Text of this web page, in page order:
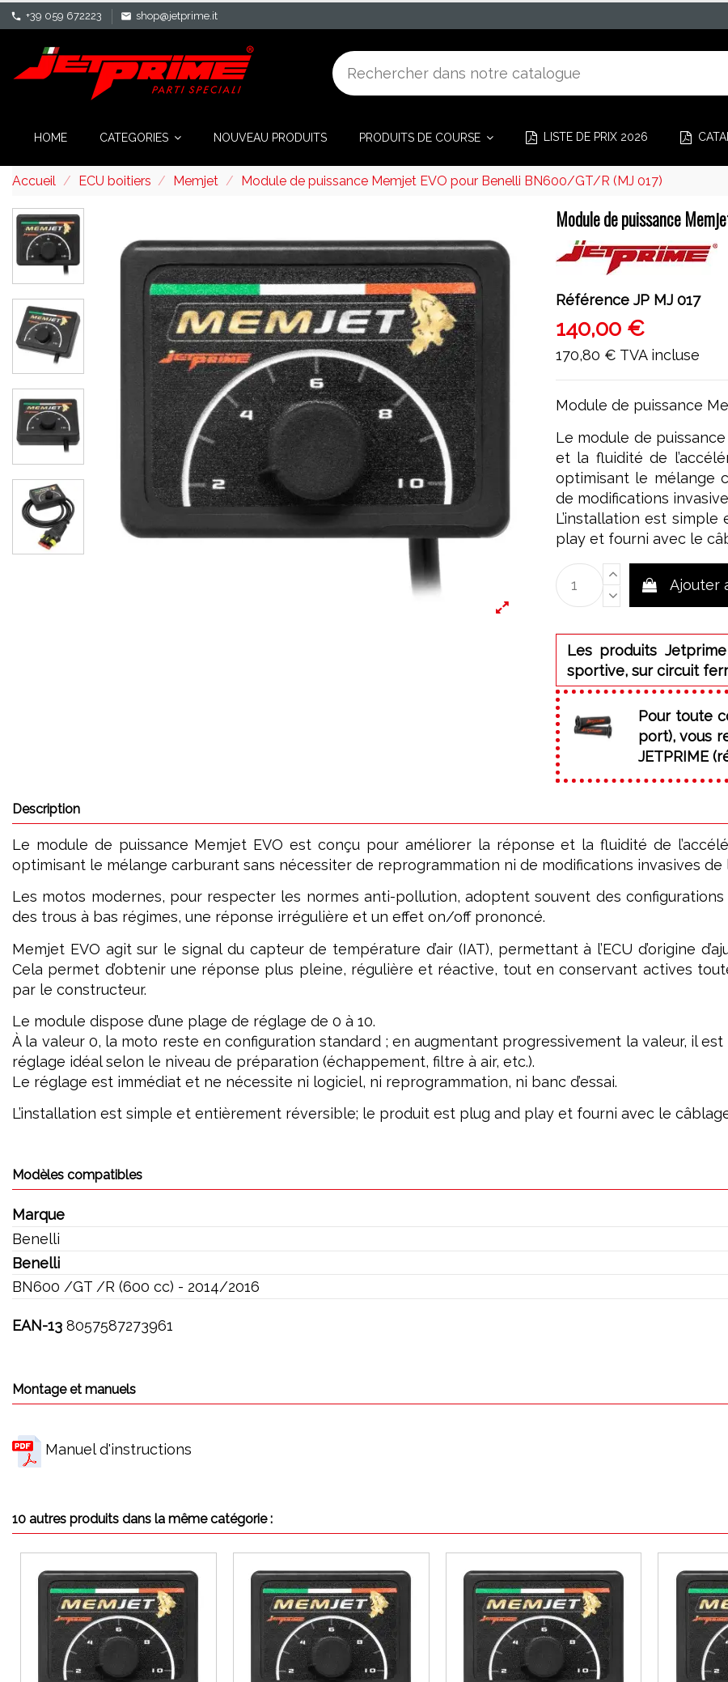
phone +39 059 672223 mail shop@jetprime.it
HOME CATEGORIES NOUVEAU PRODUITS PRODUITS DE COURSE LISTE DE PRIX 2026
Accueil ECU boitiers Memjet Module de puissance Memjet EVO pour Benelli BN600/GT/R (MJ 017)
Module de puissance
Référence JP MJ 017
140,00 €
170,80 € TVA incluse
Module de puissance
Le module de
et la fluidité de
optimisant le mélange
de modifications
L’installation est
play et fourni avec le
Ajouter
Les produits
sportive, sur circuit
Pour toute
port), vous
JETPRIME
Description
Le module de puissance Memjet EVO est conçu pour améliorer la réponse et la fluidité de
optimisant le mélange carburant sans nécessiter de reprogrammation ni de modifications invasives de
Les motos modernes, pour respecter les normes anti-pollution, adoptent souvent des
des trous à bas régimes, une réponse irrégulière et un effet on/off prononcé.
Memjet EVO agit sur le signal du capteur de température d’air (IAT), permettant à l’ECU d’origine
Cela permet d’obtenir une réponse plus pleine, régulière et réactive, tout en conservant actives
par le constructeur.
Le module dispose d’une plage de réglage de 0 à 10.
À la valeur 0, la moto reste en configuration standard ; en augmentant progressivement la valeur, il est
réglage idéal selon le niveau de préparation (échappement, filtre à air, etc.).
Le réglage est immédiat et ne nécessite ni logiciel, ni reprogrammation, ni banc d’essai.
L’installation est simple et entièrement réversible; le produit est plug and play et fourni avec le
Modèles compatibles
Marque
Benelli
Benelli
BN600 /GT /R (600 cc) - 2014/2016
EAN-13 8057587273961
Montage et manuels
Manuel d'instructions
10 autres produits dans la même catégorie :